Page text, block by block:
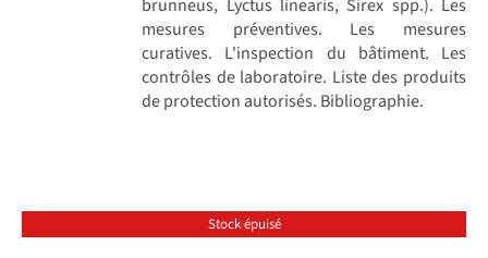
brunneus, Lyctus linearis, Sirex spp.). Les
mesures préventives. Les mesures
curatives. L'inspection du bâtiment. Les
contrôles de laboratoire. Liste des produits
de protection autorisés. Bibliographie.
Stock épuisé